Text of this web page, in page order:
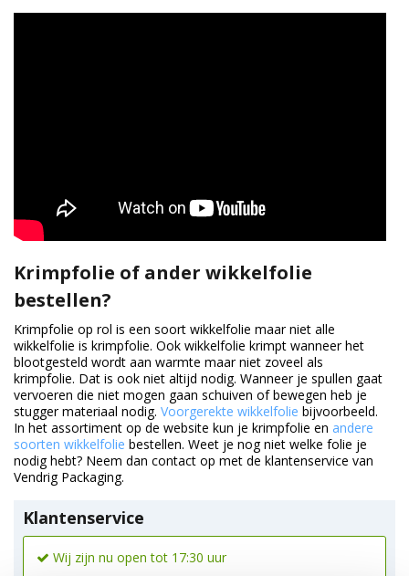
Krimpfolie of ander wikkelfolie
bestellen?
Krimpfolie op rol is een soort wikkelfolie maar niet alle
wikkelfolie is krimpfolie. Ook wikkelfolie krimpt wanneer het
blootgesteld wordt aan warmte maar niet zoveel als
krimpfolie. Dat is ook niet altijd nodig. Wanneer je spullen gaat
vervoeren die niet mogen gaan schuiven of bewegen heb je
stugger materiaal nodig. Voorgerekte wikkelfolie bijvoorbeeld.
In het assortiment op de website kun je krimpfolie en andere
soorten wikkelfolie bestellen. Weet je nog niet welke folie je
nodig hebt? Neem dan contact op met de klantenservice van
Vendrig Packaging.
Klantenservice
Wij zijn nu open tot 17:30 uur